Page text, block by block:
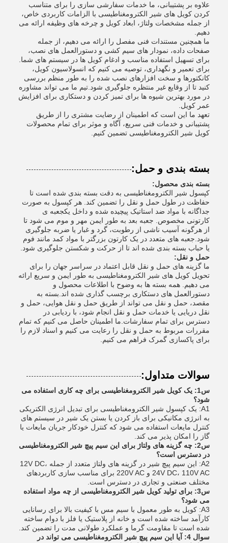
علاوه بر پشتیبانی، ما خدمات سفارشی سازی را برای متناسب
کردن کویل های شیر الکترومغناطیسی با الزامات کاربردی خاص،
از جمله مشخصات ولتاژ، ابعاد کویل و چرخه های وظیفه ارائه می
دهیم.
ما همچنین مستندات فنی مفصل را ارائه می دهیم، از جمله
صفحات داده، نمودار های سیم کشی و دستورالعمل های نصب،
برای تسهیل استفاده مناسب و ادغام کویل ها در سیستم های شما.
برای تعمیر و نگهداری، توصیه می کنیم که انسولاسیون کویل،
کانکتورها و سخت افزارهای نصب شده را به طور منظم بررسی
کنید تا از وقایع غیر منتظره جلوگیری شود.تیم ما می تواند مشاوره
در مورد بهترین شیوه ها برای تمیز کردن و دستکاری برای افزایش
عمر کویل.
تعهد ما این است که اطمینان از رضایت مشتری را از طریق
پشتیبانی و خدمات فنی سریع، آگاه و موثر برای تمام محصولات
کویل شیر الکترومغناطیسی تضمین کنیم.
بسته بندی و حمل:
بسته بندی محصول:
کپسول شیر الکترومغناطیسی به دقت بسته بندی شده است تا
حفاظت در طول حمل و نقل را تضمین کند. هر کپسول به صورت
جداگانه با مواد ضد استاتیک پیچیده شده و داخل یکجعبه ی
کارتونی مخصوص. جعبه بعد به طور ایمن مهر و موم می شود تا
از هرگونه آسیب ناشی از رطوبت، گرد و غبار یا ضربه جلوگیری
شود.جعبه های متعدد در یک کارتون بزرگتر با مواد کمد مانند فوم
یا حباب بسته بندی شده اند تا از حرکت و شکستن جلوگیری شود.
حمل و نقل:
ما گزینه های حمل و نقل قابل اعتماد در سراسر جهان را برای
تحویل کویل های شیر الکترومغناطیسی به طور ایمن و سریع ارائه
می دهیم. همه بسته ها به وضوح با اطلاعات محصول و
دستورالعمل های دستکاری برچسب گذاری شده اند.بسته به
مقصد، حمل و نقل می تواند از طریق حمل و نقل هوایی، حمل و
نقل دریایی یا خدمات حمل و نقل انجام شود، با ردیابی در
دسترس برای تمام سفارشات.ما اطمینان حاصل می کنیم که تمام
مقررات مربوط به حمل و نقل را رعایت می کنیم و اسناد لازم را
برای پاکسازی گمرک فراهم می کنیم.
سوالات متداول:
س1: یک کویل شیر الکترومغناطیسی برای چه کاری استفاده می
شود؟
A1: یک کپسول شیر الکترومغناطیسی برای تبدیل انرژی الکتریکی
به انرژی مکانیکی برای باز کردن یا بستن یک شیر در سیستم های
کنترل مایعات استفاده می شود که کنترل خودکار جریان مایعات یا
گاز را امکان پذیر می کند.
س2: چه گزینه های ولتاژ برای این سیم پیچ شیر الکترومغناطیسی
در دسترس است؟
A2: این سیم پیچ شیر در گزینه های ولتاژ متعدد از جمله 12V DC،
24V DC، 110V AC و 220V AC برای مناسب سازی کاربردهای
مختلف صنعتی و تجاری در دسترس است.
س3: برای تولید کویل شیر الکترومغناطیسی از چه مواد استفاده
می شود؟
A3: کویل به طور معمول با سیم مس با کیفیت بالا برای رسانایی
کارآمد ساخته شده است و خانه از پلاستیک یا فلز با دوام ساخته
شده است تا مقاومت گرما و عملکرد طولانی مدت را تضمین کند.
سوال 4: آیا این سیم پیچ شیر الکترومغناطیسی می تواند در